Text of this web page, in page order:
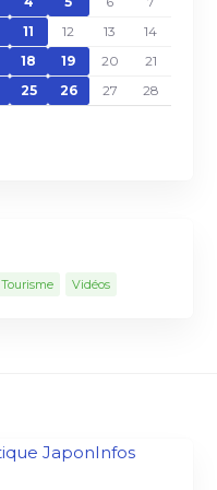
11 12 13
14
18 19 20
21
25 26 27
28
Tourisme Vidéos